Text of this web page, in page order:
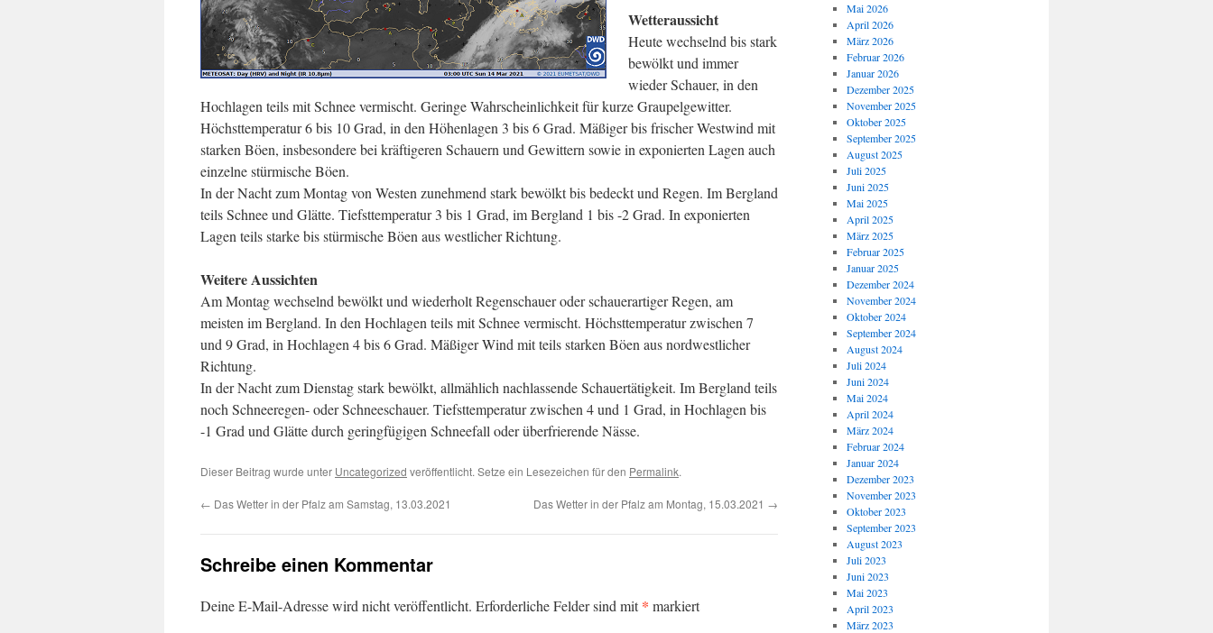
Wetteraussicht
Heute wechselnd bis stark
bewölkt und immer
wieder Schauer, in den
Hochlagen teils mit Schnee vermischt. Geringe Wahrscheinlichkeit für kurze Graupelgewitter.
Höchsttemperatur 6 bis 10 Grad, in den Höhenlagen 3 bis 6 Grad. Mäßiger bis frischer Westwind mit
starken Böen, insbesondere bei kräftigeren Schauern und Gewittern sowie in exponierten Lagen auch
einzelne stürmische Böen.
In der Nacht zum Montag von Westen zunehmend stark bewölkt bis bedeckt und Regen. Im Bergland
teils Schnee und Glätte. Tiefsttemperatur 3 bis 1 Grad, im Bergland 1 bis -2 Grad. In exponierten
Lagen teils starke bis stürmische Böen aus westlicher Richtung.
Weitere Aussichten
Am Montag wechselnd bewölkt und wiederholt Regenschauer oder schauerartiger Regen, am
meisten im Bergland. In den Hochlagen teils mit Schnee vermischt. Höchsttemperatur zwischen 7
und 9 Grad, in Hochlagen 4 bis 6 Grad. Mäßiger Wind mit teils starken Böen aus nordwestlicher
Richtung.
In der Nacht zum Dienstag stark bewölkt, allmählich nachlassende Schauertätigkeit. Im Bergland teils
noch Schneeregen- oder Schneeschauer. Tiefsttemperatur zwischen 4 und 1 Grad, in Hochlagen bis
-1 Grad und Glätte durch geringfügigen Schneefall oder überfrierende Nässe.
Dieser Beitrag wurde unter Uncategorized veröffentlicht. Setze ein Lesezeichen für den Permalink.
← Das Wetter in der Pfalz am Samstag, 13.03.2021 Das Wetter in der Pfalz am Montag, 15.03.2021 →
Schreibe einen Kommentar
Deine E-Mail-Adresse wird nicht veröffentlicht. Erforderliche Felder sind mit* markiert
Mai 2026
April 2026
März 2026
Februar 2026
Januar 2026
Dezember 2025
November 2025
Oktober 2025
September 2025
August 2025
Juli 2025
Juni 2025
Mai 2025
April 2025
März 2025
Februar 2025
Januar 2025
Dezember 2024
November 2024
Oktober 2024
September 2024
August 2024
Juli 2024
Juni 2024
Mai 2024
April 2024
März 2024
Februar 2024
Januar 2024
Dezember 2023
November 2023
Oktober 2023
September 2023
August 2023
Juli 2023
Juni 2023
Mai 2023
April 2023
März 2023